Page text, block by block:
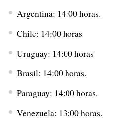
Argentina: 14:00 horas.
Chile: 14:00 horas
Uruguay: 14:00 horas
Brasil: 14:00 horas.
Paraguay: 14:00 horas.
Venezuela: 13:00 horas.